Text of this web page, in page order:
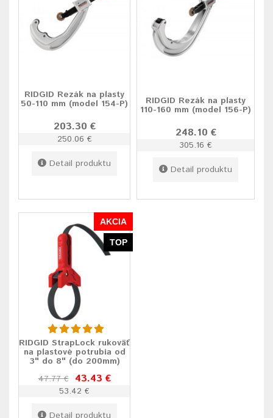
RIDGID Rezák na plasty
50-110 mm (model 154-P)
203.30 €
250.06 €
Detail produktu
RIDGID Rezák na plasty
110-160 mm (model 156-P)
248.10 €
305.16 €
Detail produktu
AKCIA
TOP
RIDGID StrapLock rukoväť
na plastové potrubia od
3" do 8" (do 200mm)
47.77 € 43.43 €
53.42 €